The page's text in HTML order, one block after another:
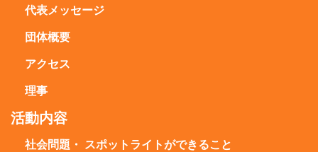
代表メッセージ
団体概要
アクセス
理事
活動内容
社会問題・ スポットライトができること